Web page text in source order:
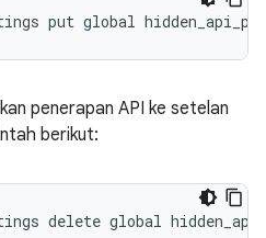
penerapan API ke setelan
berikut: